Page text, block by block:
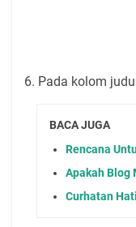
6. Pada kolom
BACA JUGA
Rencana
Apakah Blog
Curhatan